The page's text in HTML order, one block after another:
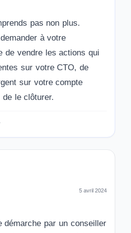
pas non plus.
à votre
de vendre les actions qui
sur votre CTO, de
sur votre compte
le clôturer.
5 avril 2024
démarche par un conseiller